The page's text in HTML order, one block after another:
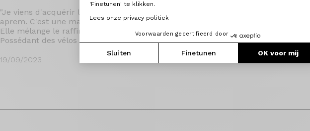
'Finetunen' te klikken.
Lees onze privacy politiek
Voorwaarden gecertifieerd door
Sluiten Finetunen OK voor mij
"Je viens d'acquérir le fraxion GTR, du bonheur à l'état pur. Premiere sortie de
aprem. C'est une machine surprenante à plus d'un titre.
Elle mélange le raffinement l'efficacité et la souplesse d'utilisation avec une
Possédant des vélos d'autres marques, Lapierre, Giant... Le niveau est dessus le
19/09/2023